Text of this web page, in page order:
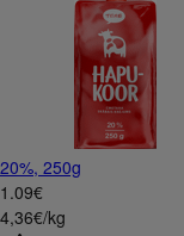
20%, 250g
1 .09€
4,36€/kg